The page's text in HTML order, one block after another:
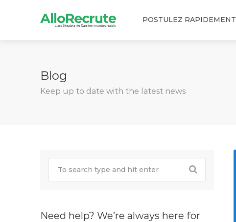
POSTULEZ RAPIDEMENT
Blog
Keep up to date with the latest news
Need help? We’re always here for